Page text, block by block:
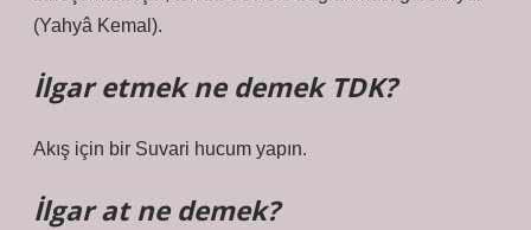
(Yahyâ Kemal).
İlgar etmek ne demek TDK?
Akış için bir Suvari hucum yapın.
İlgar at ne demek?